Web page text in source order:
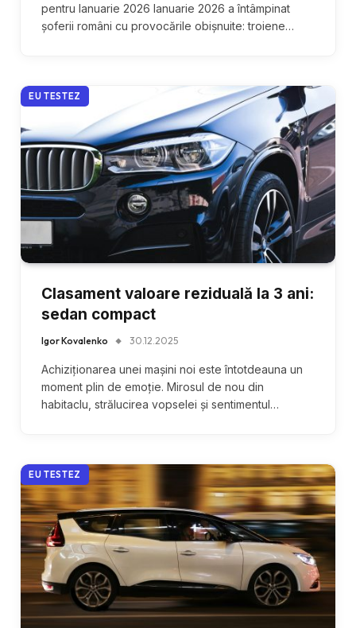
pentru Ianuarie 2026 Ianuarie 2026 a întâmpinat
șoferii români cu provocările obișnuite: troiene…
EU TESTEZ
Clasament valoare reziduală la 3 ani:
sedan compact
Igor Kovalenko 30.12.2025
Achiziționarea unei mașini noi este întotdeauna un
moment plin de emoție. Mirosul de nou din
habitaclu, strălucirea vopselei și sentimentul…
EU TESTEZ